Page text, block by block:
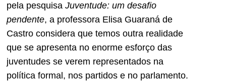
pela pesquisa Juventude: um desafio
pendente, a professora Elisa Guaraná de
Castro considera que temos outra realidade
que se apresenta no enorme esforço das
juventudes se verem representados na
política formal, nos partidos e no parlamento.